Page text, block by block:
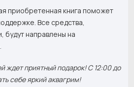
приобретенная книга поможет
Все средства,
будут направлены на
ждет приятный подарок! С 12:00 до
себе яркий аквагрим!